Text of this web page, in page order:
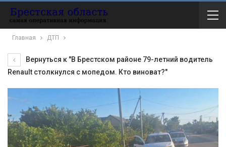
Главная ДТП
Вернуться к "В Брестском районе 79-летний водитель
Renault столкнулся с мопедом. Кто виноват?"